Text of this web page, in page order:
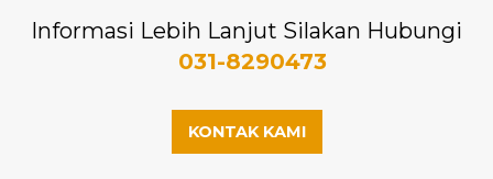
Informasi Lebih Lanjut Silakan Hubungi
031-8290473
KONTAK KAMI